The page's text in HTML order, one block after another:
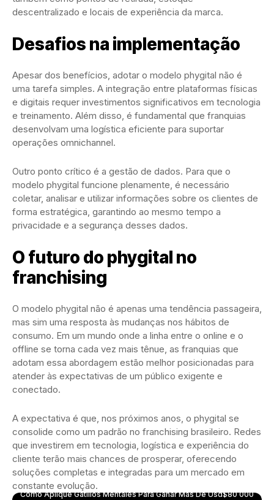
descentralizado e locais de experiência da marca.
Desafios na implementação
Apesar dos benefícios, adotar o modelo phygital não é
uma tarefa simples. A integração entre plataformas físicas
e digitais requer investimentos significativos em tecnologia
e treinamento. Além disso, é fundamental que franquias
desenvolvam uma logística eficiente para suportar
operações omnichannel.
Outro ponto crítico é a gestão de dados. Para que o
modelo phygital funcione plenamente, é necessário
coletar, analisar e utilizar informações sobre os clientes de
forma estratégica, garantindo ao mesmo tempo a
privacidade e a segurança desses dados.
O futuro do phygital no
franchising
O modelo phygital não é apenas uma tendência passageira,
mas sim uma resposta às mudanças nos hábitos de
consumo. Em um mundo onde a linha entre o online e o
offline se torna cada vez mais tênue, as franquias que
adotam essa abordagem estão melhor posicionadas para
atender às expectativas de um público exigente e
conectado.
A expectativa é que, nos próximos anos, o phygital se
consolide como um padrão no franchising brasileiro. Redes
que investirem em tecnologia, logística e experiência do
cliente terão mais chances de prosperar, oferecendo
soluções completas e integradas para um mercado em
constante evolução.
Como Aplique Gatillos Mentales Para Ganar Más De Usd$80 000